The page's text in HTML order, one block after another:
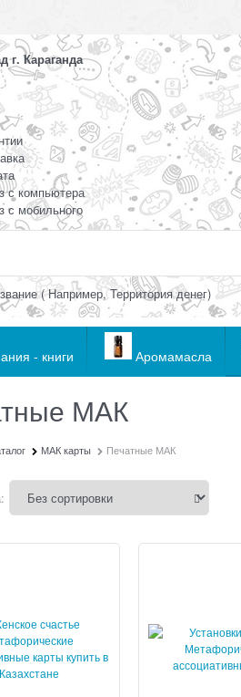
Караганда
с компьютера
с мобильного
( Например, Территория денег)
- книги Аромамасла
МАК
МАК карты Печатные МАК